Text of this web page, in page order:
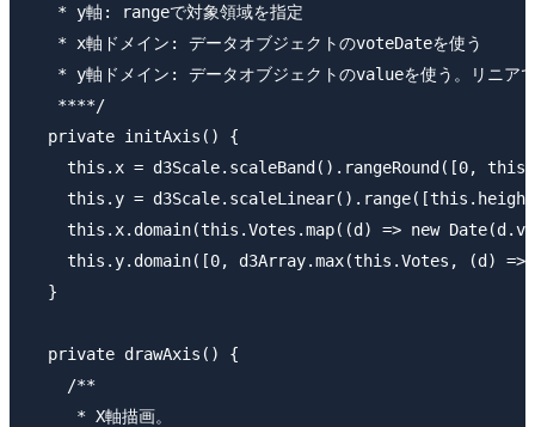
   * y軸: rangeで対象領域を指定
   * x軸ドメイン: データオブジェクトのvoteDateを使う
* y軸ドメイン: データオブジェクトのvalueを使う。リニア
   ****/
  private initAxis() {
this.x = d3Scale.scaleBand().rangeRound([0,
this.y =
this.x.domain(this.Votes.map((d) => new
this.y.domain([0, d3Array.max(this.Votes, (d) =>
  }
  private drawAxis() {
    /**
     * X軸描画。